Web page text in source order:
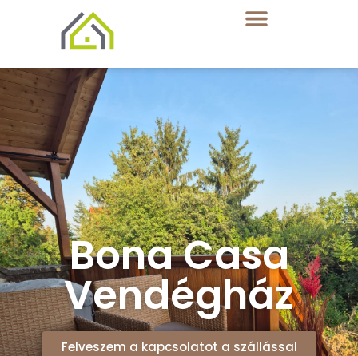
Bona Casa
Vendégház
Felveszem a kapcsolatot a szállással